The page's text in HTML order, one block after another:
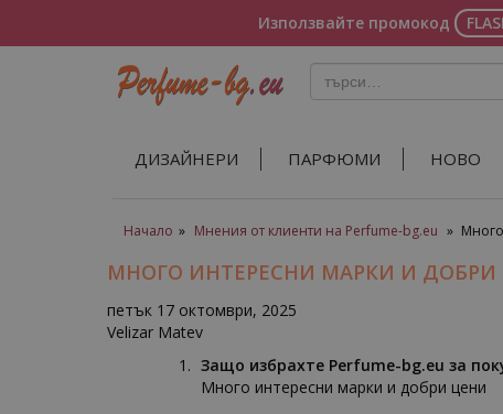
Използвайте промокод
ДИЗАЙНЕРИ ПАРФЮМИ НОВО
Начало » Мнения от клиенти на Perfume-bg.eu »
МНОГО ИНТЕРЕСНИ МАРКИ И ДОБРИ
петък 17 октомври, 2025
Velizar Matev
Защо избрахте Perfume-bg.eu за
Много интересни марки и добри цени